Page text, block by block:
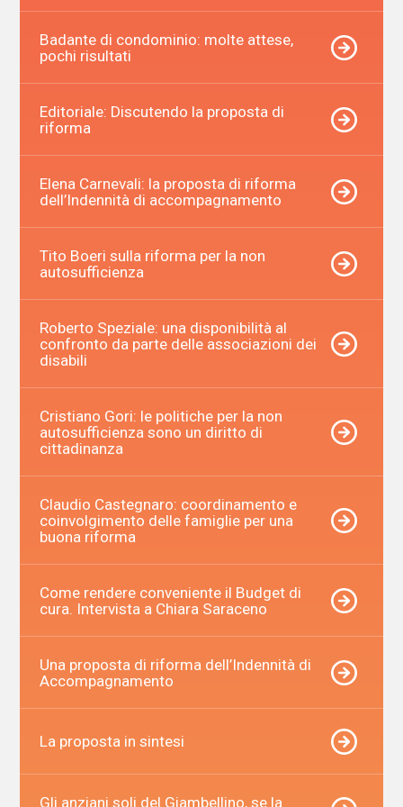
Badante di condominio: molte attese,
pochi risultati
Editoriale: Discutendo la proposta di
riforma
Elena Carnevali: la proposta di riforma
dell’Indennità di accompagnamento
Tito Boeri sulla riforma per la non
autosufficienza
Roberto Speziale: una disponibilità al
confronto da parte delle associazioni dei
disabili
Cristiano Gori: le politiche per la non
autosufficienza sono un diritto di
cittadinanza
Claudio Castegnaro: coordinamento e
coinvolgimento delle famiglie per una
buona riforma
Come rendere conveniente il Budget di
cura. Intervista a Chiara Saraceno
Una proposta di riforma dell’Indennità di
Accompagnamento
La proposta in sintesi
Gli anziani soli del Giambellino, se la